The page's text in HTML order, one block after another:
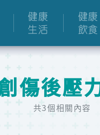
健康
生活
健康
飲食
傷後壓
共3個相關內容